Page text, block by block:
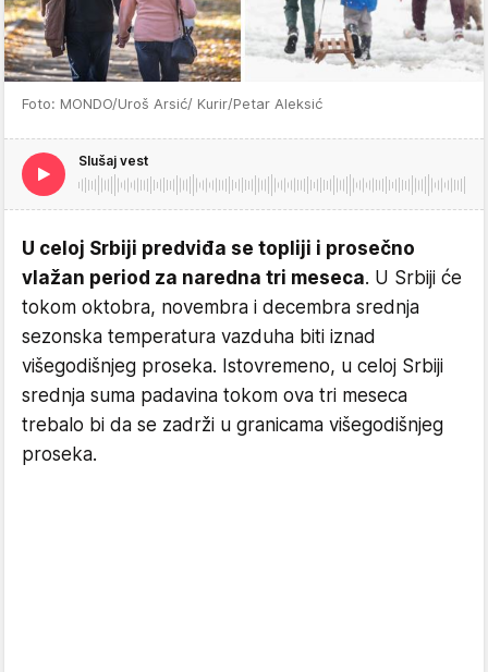
Foto: MONDO/Uroš Arsić/ Kurir/Petar Aleksić
Slušaj vest
U celoj Srbiji predviđa se topliji i prosečno
vlažan period za naredna tri meseca. U Srbiji će
tokom oktobra, novembra i decembra srednja
sezonska temperatura vazduha biti iznad
višegodišnjeg proseka. Istovremeno, u celoj Srbiji
srednja suma padavina tokom ova tri meseca
trebalo bi da se zadrži u granicama višegodišnjeg
proseka.